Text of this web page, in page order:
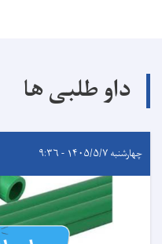
داو طلبی ها
چهارشنبه ۱۴۰۵/۵/۷ - ۹:۳۶